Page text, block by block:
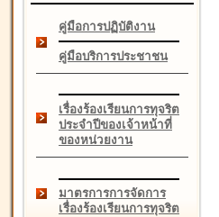
คู่มือการปฏิบัติงาน
คู่มือบริการประชาชน
เรื่องร้องเรียนการทุจริต
ประจำปีของเจ้าหน้าที่
ของหน่วยงาน
มาตรการการจัดการ
เรื่องร้องเรียนการทุจริต